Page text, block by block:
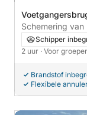
Frankrijk
Schemering van
naar Notre-
Schipper
2 uur · Voor
Brandstof
Flexibele